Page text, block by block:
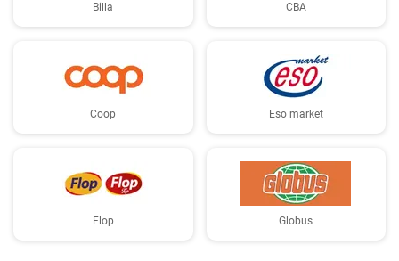
Billa CBA
Coop Eso market
Flop Globus